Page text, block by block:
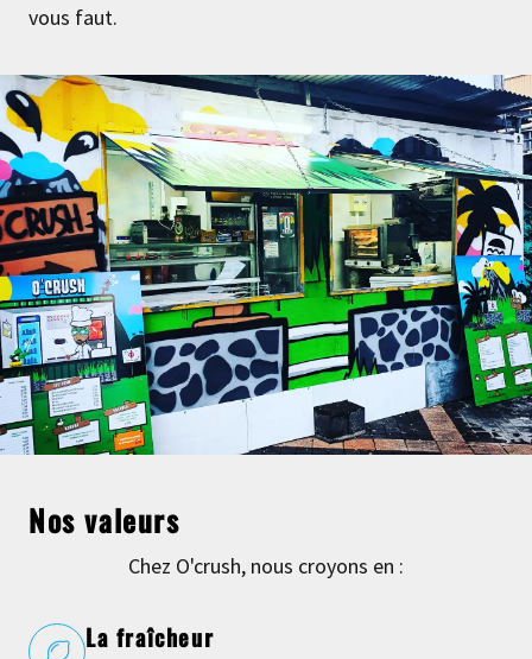
vous faut.
Nos valeurs
Chez O'crush, nous croyons en :
La fraîcheur